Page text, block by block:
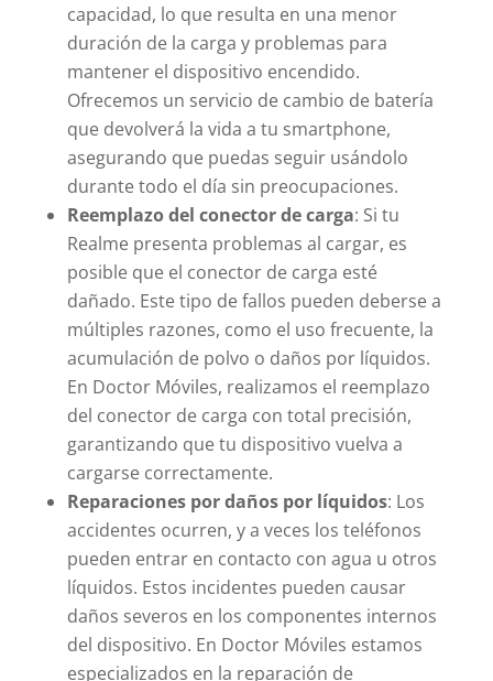
capacidad, lo que resulta en una menor
duración de la carga y problemas para
mantener el dispositivo encendido.
Ofrecemos un servicio de cambio de batería
que devolverá la vida a tu smartphone,
asegurando que puedas seguir usándolo
durante todo el día sin preocupaciones.
Reemplazo del conector de carga: Si tu
Realme presenta problemas al cargar, es
posible que el conector de carga esté
dañado. Este tipo de fallos pueden deberse a
múltiples razones, como el uso frecuente, la
acumulación de polvo o daños por líquidos.
En Doctor Móviles, realizamos el reemplazo
del conector de carga con total precisión,
garantizando que tu dispositivo vuelva a
cargarse correctamente.
Reparaciones por daños por líquidos: Los
accidentes ocurren, y a veces los teléfonos
pueden entrar en contacto con agua u otros
líquidos. Estos incidentes pueden causar
daños severos en los componentes internos
del dispositivo. En Doctor Móviles estamos
especializados en la reparación de